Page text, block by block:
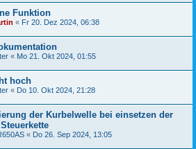
Funktion
« Fr 20. Dez 2024, 06:38
« Mo 21. Okt 2024, 01:55
hoch
« Do 10. Okt 2024, 21:28
der Kurbelwelle bei einsetzen der
« Do 26. Sep 2024, 13:05